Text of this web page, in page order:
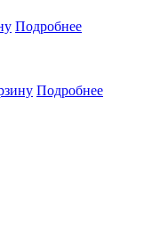
Подробнее
Подробнее